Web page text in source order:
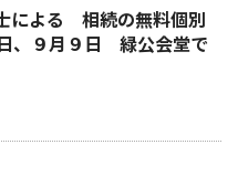
による 相続の無料個別
、９月９日 緑公会堂で